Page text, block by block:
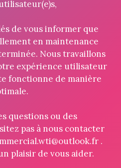
de vous informer que
en maintenance
Nous travaillons
expérience utilisateur
fonctionne de manière
questions ou des
pas à nous contacter
.
plaisir de vous aider.